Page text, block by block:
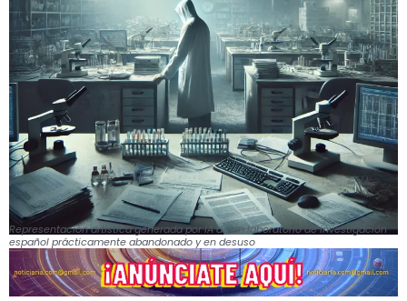
Representación artística generada por IA de un laboratorio de investigación
español prácticamente abandonado y en desuso